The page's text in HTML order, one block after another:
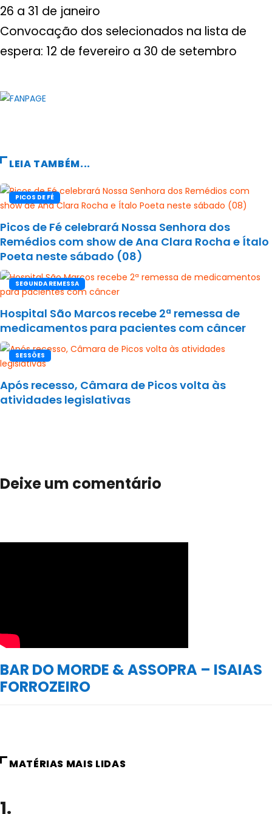
26 a 31 de janeiro
Convocação dos selecionados na lista de
espera: 12 de fevereiro a 30 de setembro
LEIA TAMBÉM...
PICOS DE FÉ
Picos de Fé celebrará Nossa Senhora dos
Remédios com show de Ana Clara Rocha e Ítalo
Poeta neste sábado (08)
SEGUNDA REMESSA
Hospital São Marcos recebe 2ª remessa de
medicamentos para pacientes com câncer
SESSÕES
Após recesso, Câmara de Picos volta às
atividades legislativas
Deixe um comentário
BAR DO MORDE & ASSOPRA – ISAIAS
FORROZEIRO
MATÉRIAS MAIS LIDAS
1.